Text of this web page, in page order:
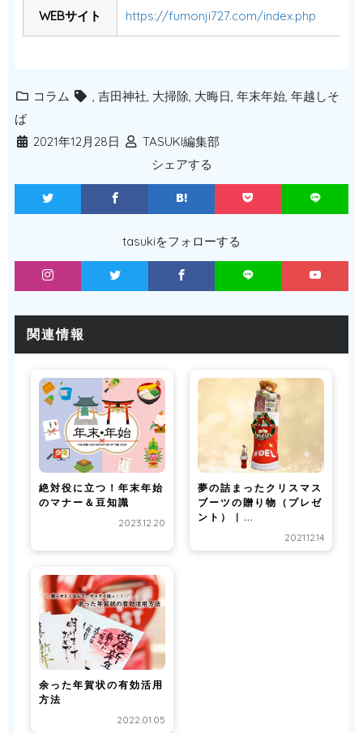
WEBサイト https://fumonji727.com/index.php
コラム 吉田神社 大掃除, 大晦日 年末年始, 年越しそ
ば
2021年12月28日
TASUKI編集部
シェアする
tasukiをフォローする
関連情報
絶対役に立つ！年末年始
のマナー＆豆知識
2023.12.20
夢の詰まったクリスマス
ブーツの贈り物（プレゼ
ント） | ...
2021.12.14
余った年賀状の有効活用
方法
2022.01.05